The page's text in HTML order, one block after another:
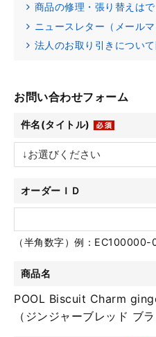
商品の修理・張り替えは
ニュースレター（メール
法人のお取り引きについ
お問い合わせフォーム
件名(タイトル)
オーダーＩＤ
（半角数字）例：
商品名
POOL Biscuit Charm
（ジンジャーブレッド ブ